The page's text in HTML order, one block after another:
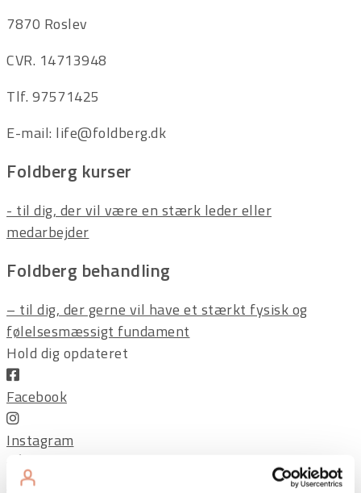
7870 Roslev
CVR. 14713948
Tlf. 97571425
E-mail: life@foldberg.dk
Foldberg kurser
- til dig, der vil være en stærk leder eller
medarbejder
Foldberg behandling
– til dig, der gerne vil have et stærkt fysisk og
følelsesmæssigt fundament
Hold dig opdateret
Facebook
Instagram
Nyhedsbrev